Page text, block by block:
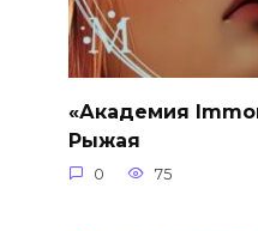
«Академия
Рыжая
0 75